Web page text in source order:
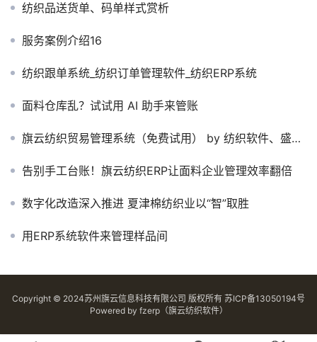
纺织品送货单、码单样式赏析
服务案例介绍16
纺织跟单系统_纺织订单管理软件_纺织ERP系统
面料仓库乱？试试用 AI 助手来管账
旗云纺织贸易管理系统（免费试用） by 纺织软件、盛泽软件、纺织管理软件、纺织ERP、纺织贸易管理软件
告别手工台账！旗云纺织ERP让面料企业管理效率翻倍
数字化改造深入推进 夏津棉纺织业以“智”取胜
用ERP系统软件来管理样品间
Copyright © 2024苏州旗云信息科技有限公司 版权所有 苏ICP备13050194号
Powered by fzerp（旗云纺织软件）